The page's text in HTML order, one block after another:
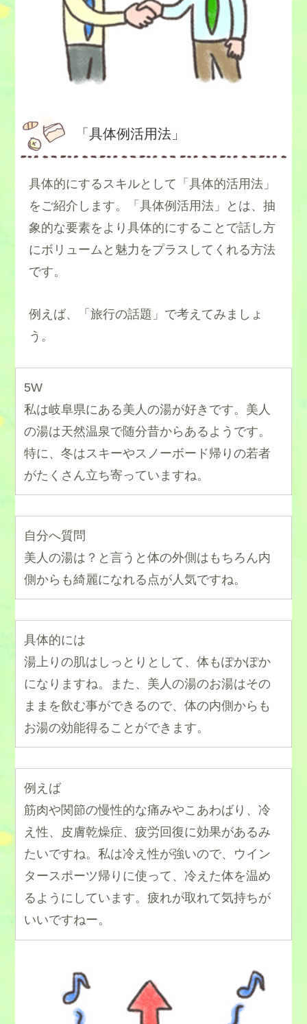
「具体例活用法」
具体的にするスキルとして「具体的活用法」
をご紹介します。「具体例活用法」とは、抽
象的な要素をより具体的にすることで話し方
にボリュームと魅力をプラスしてくれる方法
です。
例えば、「旅行の話題」で考えてみましょ
う。
5W
私は岐阜県にある美人の湯が好きです。美人
の湯は天然温泉で随分昔からあるようです。
特に、冬はスキーやスノーボード帰りの若者
がたくさん立ち寄っていますね。
自分へ質問
美人の湯は？と言うと体の外側はもちろん内
側からも綺麗になれる点が人気ですね。
具体的には
湯上りの肌はしっとりとして、体もぽかぽか
になりますね。また、美人の湯のお湯はその
ままを飲む事ができるので、体の内側からも
お湯の効能得ることができます。
例えば
筋肉や関節の慢性的な痛みやこあわばり、冷
え性、皮膚乾燥症、疲労回復に効果があるみ
たいですね。私は冷え性が強いので、ウイン
タースポーツ帰りに使って、冷えた体を温め
るようにしています。疲れが取れて気持ちが
いいですねー。